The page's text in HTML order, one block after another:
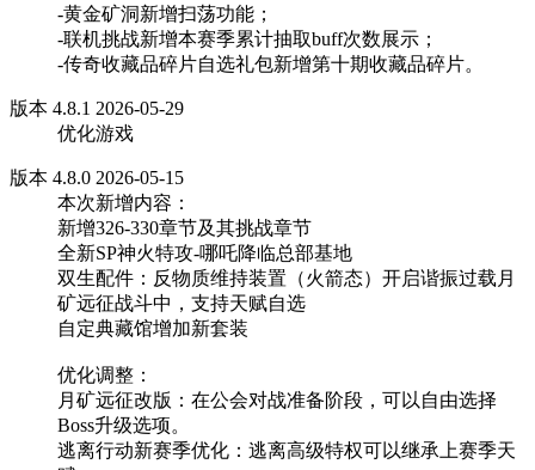
-黄金矿洞新增扫荡功能；
-联机挑战新增本赛季累计抽取buff次数展示；
-传奇收藏品碎片自选礼包新增第十期收藏品碎片。
版本 4.8.1 2026-05-29
优化游戏
版本 4.8.0 2026-05-15
本次新增内容：
新增326-330章节及其挑战章节
全新SP神火特攻-哪吒降临总部基地
双生配件：反物质维持装置（火箭态）开启谐振过载月
矿远征战斗中，支持天赋自选
自定典藏馆增加新套装
优化调整：
月矿远征改版：在公会对战准备阶段，可以自由选择
Boss升级选项。
逃离行动新赛季优化：逃离高级特权可以继承上赛季天